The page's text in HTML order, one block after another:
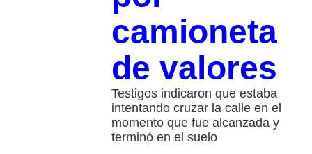
camioneta
de valores
Testigos indicaron que estaba
intentando cruzar la calle en el
momento que fue alcanzada y
terminó en el suelo